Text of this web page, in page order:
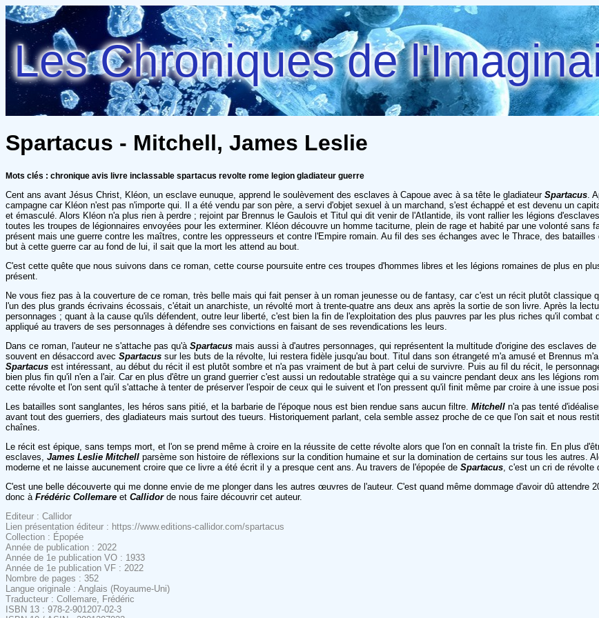
Les Chroniques de
Spartacus - Mitchell, James Leslie
Mots clés : chronique avis livre inclassable spartacus revolte rome legion gladiateur guerre
Cent ans avant Jésus Christ, Kléon, un esclave eunuque, apprend le soulèvement des esclaves à Capoue avec à sa tête le gladiateur Spartacus .
campagne car Kléon n'est pas n'importe qui. Il a été vendu par son père, a servi d'objet sexuel à un marchand, s'est échappé et est devenu un
et émasculé. Alors Kléon n'a plus rien à perdre ; rejoint par Brennus le Gaulois et Titul qui dit venir de l'Atlantide, ils vont rallier les légions
toutes les troupes de légionnaires envoyées pour les exterminer. Kléon découvre un homme taciturne, plein de rage et habité par une volonté
présent mais une guerre contre les maîtres, contre les oppresseurs et contre l'Empire romain. Au fil des ses échanges avec le Thrace, des
but à cette guerre car au fond de lui, il sait que la mort les attend au bout.
C'est cette quête que nous suivons dans ce roman, cette course poursuite entre ces troupes d'hommes libres et les légions romaines de plus en
présent.
Ne vous fiez pas à la couverture de ce roman, très belle mais qui fait penser à un roman jeunesse ou de fantasy, car c'est un récit plutôt classique
l'un des plus grands écrivains écossais, c'était un anarchiste, un révolté mort à trente-quatre ans deux ans après la sortie de son livre. Après la
personnages ; quant à la cause qu'ils défendent, outre leur liberté, c'est bien la fin de l'exploitation des plus pauvres par les plus riches qu'il combat
appliqué au travers de ses personnages à défendre ses convictions en faisant de ses revendications les leurs.
Dans ce roman, l'auteur ne s'attache pas qu'à Spartacus mais aussi à d'autres personnages, qui représentent la multitude d'origine des esclaves
souvent en désaccord avec Spartacus sur les buts de la révolte, lui restera fidèle jusqu'au bout. Titul dans son étrangeté m'a amusé et Brennus
Spartacus est intéressant, au début du récit il est plutôt sombre et n'a pas vraiment de but à part celui de survivre. Puis au fil du récit, le
bien plus fin qu'il n'en a l'air. Car en plus d'être un grand guerrier c'est aussi un redoutable stratège qui a su vaincre pendant deux ans les légions
cette révolte et l'on sent qu'il s'attache à tenter de préserver l'espoir de ceux qui le suivent et l'on pressent qu'il finit même par croire à une issue
Les batailles sont sanglantes, les héros sans pitié, et la barbarie de l'époque nous est bien rendue sans aucun filtre. Mitchell n'a pas tenté
avant tout des guerriers, des gladiateurs mais surtout des tueurs. Historiquement parlant, cela semble assez proche de ce que l'on sait et nous
chaînes.
Le récit est épique, sans temps mort, et l'on se prend même à croire en la réussite de cette révolte alors que l'on en connaît la triste fin. En plus
esclaves, James Leslie Mitchell parsème son histoire de réflexions sur la condition humaine et sur la domination de certains sur tous les autres.
moderne et ne laisse aucunement croire que ce livre a été écrit il y a presque cent ans. Au travers de l'épopée de Spartacus , c'est un cri de
C'est une belle découverte qui me donne envie de me plonger dans les autres œuvres de l'auteur. C'est quand même dommage d'avoir dû attendre
donc à Frédéric Collemare et Callidorde nous faire découvrir cet auteur.
Editeur : Callidor
Lien présentation éditeur : https://www.editions-callidor.com/spartacus
Collection : Épopée
Année de publication : 2022
Année de 1e publication VO : 1933
Année de 1e publication VF : 2022
Nombre de pages : 352
Langue originale : Anglais (Royaume-Uni)
Traducteur : Collemare, Frédéric
ISBN 13 : 978-2-901207-02-3